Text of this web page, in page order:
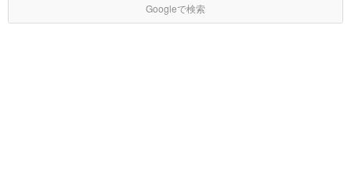
Googleで検索